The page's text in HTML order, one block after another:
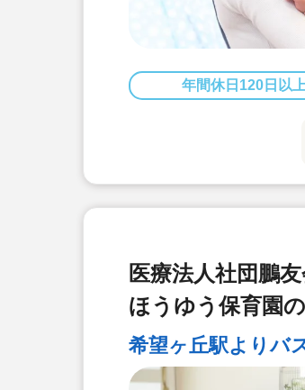
年間休日120日以上
医療法人社団鵬
ほうゆう保育園
希望ヶ丘駅よりバ